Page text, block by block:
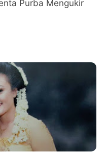
Purba Mengukir